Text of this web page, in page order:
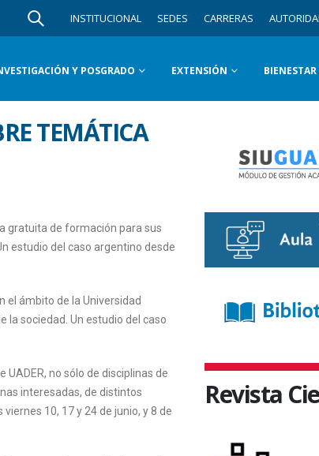
INSTITUCIONAL SEDES CARRERAS
Y POSGRADO EXTENSIÓN
TEMÁTICA
gratuita de formación para sus
estudio del caso argentino desde
el ámbito de la Universidad
la sociedad. Un estudio del caso
no sólo de disciplinas de
interesadas, de distintos
10, 17 y 24 de junio, y 8 de
Revista